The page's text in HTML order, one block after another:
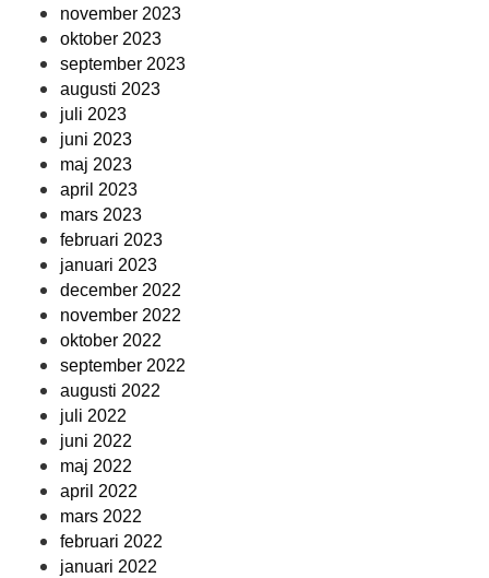
november 2023
oktober 2023
september 2023
augusti 2023
juli 2023
juni 2023
maj 2023
april 2023
mars 2023
februari 2023
januari 2023
december 2022
november 2022
oktober 2022
september 2022
augusti 2022
juli 2022
juni 2022
maj 2022
april 2022
mars 2022
februari 2022
januari 2022